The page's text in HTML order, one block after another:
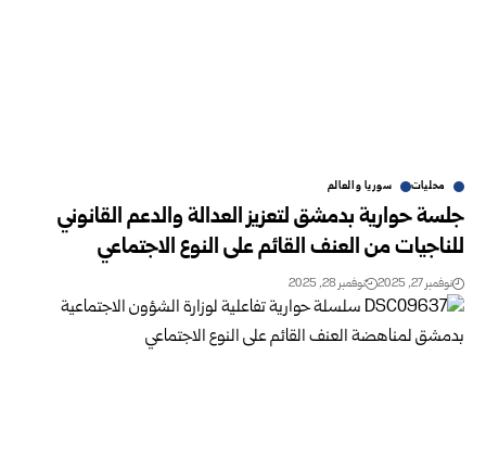
محليات سوريا والعالم
جلسة حوارية بدمشق لتعزيز العدالة والدعم القانوني
للناجيات من العنف القائم على النوع الاجتماعي
نوفمبر 27, 2025 نوفمبر 28, 2025